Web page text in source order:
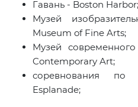
Гавань - Boston Harbor;
Музей
Museum of Fine Arts;
Музей
Contemporary Art;
соревнования по
Esplanade;